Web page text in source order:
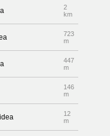
2
km
723
m
447
m
146
m
12
m